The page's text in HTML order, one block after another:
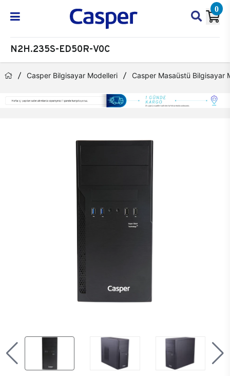
0
N2H.235S-ED50R-V0C
Casper Bilgisayar Modelleri Casper Masaüstü Bilgisayar